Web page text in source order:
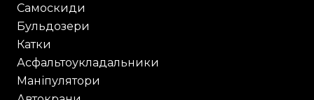
Самоскиди
Бульдозери
Катки
Асфальтоукладальники
Маніпулятори